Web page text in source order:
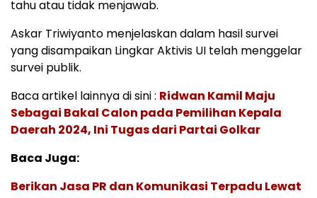
tahu atau tidak menjawab.
Askar Triwiyanto menjelaskan dalam hasil survei
yang disampaikan Lingkar Aktivis UI telah menggelar
survei publik.
Baca artikel lainnya di sini : Ridwan Kamil Maju
Sebagai Bakal Calon pada Pemilihan Kepala
Daerah 2024, Ini Tugas dari Partai Golkar
Baca Juga:
Berikan Jasa PR dan Komunikasi Terpadu Lewat